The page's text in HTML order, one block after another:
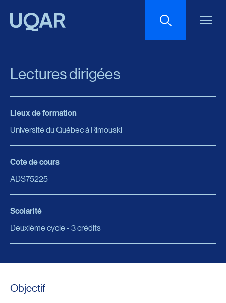
Taille du texte
Espacement du texte
Lectures dirigées
Lieux de formation
Université du Québec à Rimouski
Cote de cours
ADS75225
Scolarité
Deuxième cycle - 3 crédits
Objectif